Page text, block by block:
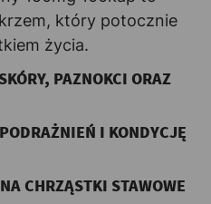
który potocznie
życia.
PAZNOKCI ORAZ
I KONDYCJĘ
CHRZĄSTKI STAWOWE